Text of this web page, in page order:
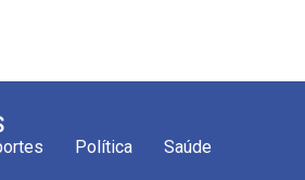
Política Saúde